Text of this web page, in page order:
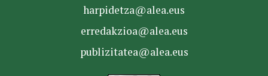
harpidetza@alea.eus
erredakzioa@alea.eus
publizitatea@alea.eus